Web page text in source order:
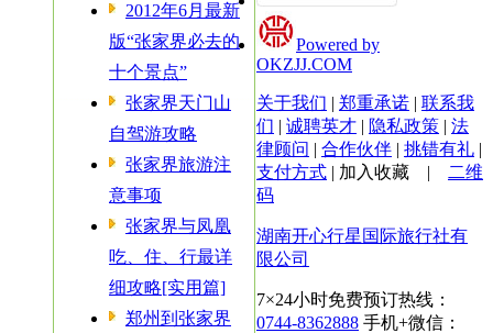
2012年6月最新
版“张家界必去的
十个景点”
张家界天门山
自驾游攻略
张家界旅游注
意事项
张家界与凤凰
吃、住、行最详
细攻略[实用篇]
郑州到张家界
Powered by
OKZJJ.COM
关于我们 | 郑重承诺 | 联系我
们 | 诚聘英才 | 隐私政策 | 法
律顾问 | 合作伙伴 | 挑错有礼 |
支付方式 | 加入收藏 |
二维
码
湖南开心行星国际旅行社有
限公司
7×24小时免费预订热线：
0744-8362888 手机+微信：